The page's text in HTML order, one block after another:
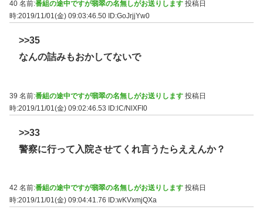
40 名前:番組の途中ですが翡翠の名無しがお送りします 投稿日
時:2019/11/01(金) 09:03:46.50 ID:GoJrjjYw0
>>35
なんの詰みもおかしてないで
39 名前:番組の途中ですが翡翠の名無しがお送りします 投稿日
時:2019/11/01(金) 09:02:46.53 ID:lC/NlXFI0
>>33
警察に行って入院させてくれ言うたらええんか？
42 名前:番組の途中ですが翡翠の名無しがお送りします 投稿日
時:2019/11/01(金) 09:04:41.76
ID:wKVxmjQXa